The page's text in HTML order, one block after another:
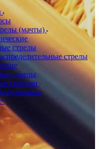
(мачты)
стрелы
стрелы
стрелы
станции